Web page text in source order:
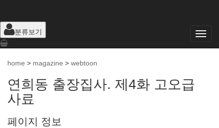
분류보기
home > magazine > webtoon
연희동 출장집사. 제4화 고오급
사료
페이지 정보